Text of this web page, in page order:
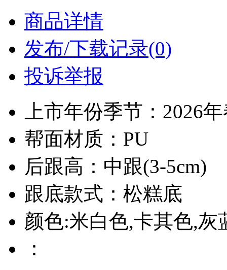
￥40.00
豪门千金-S611
￥33.00
￥45.00
豪门千金-809
￥42.00
豪门千金-582
￥36.00
豪门千金-M8871